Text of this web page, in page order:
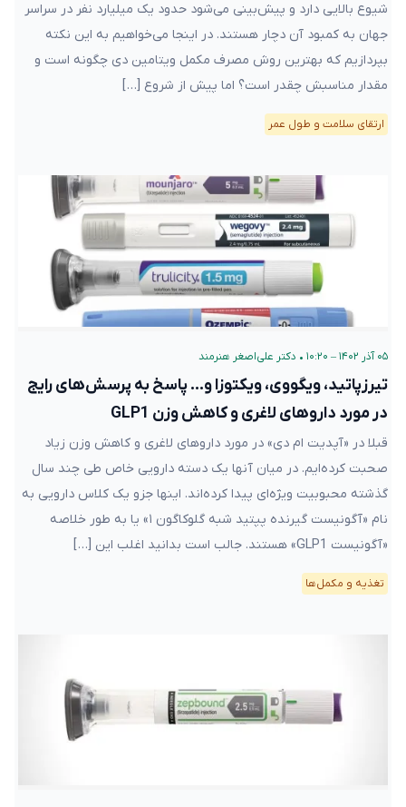
شیوع بالایی دارد و پیش‌بینی می‌شود حدود یک میلیارد نفر در سراسر
جهان به کمبود آن دچار هستند. در اینجا می‌خواهیم به این نکته
بپردازیم که بهترین روش مصرف مکمل ویتامین دی چگونه است و
مقدار مناسبش چقدر است؟ اما پیش از شروع […]
ارتقای سلامت و طول عمر
۰۵ آذر ۱۴۰۲ – ۱۰:۲۰ • دکتر علی‌اصغر هنرمند
تیرزپاتید، ویگووی، ویکتوزا و… پاسخ به پرسش‌های رایج
در مورد داروهای لاغری و کاهش وزن GLP1
قبلا در «آپدیت ام دی» در مورد داروهای لاغری و کاهش وزن زیاد
صحبت کرده‌ایم. در میان آنها یک دسته دارویی خاص طی چند سال
گذشته محبوبیت ویژه‌ای پیدا کرده‌اند. اینها جزو یک کلاس دارویی به
نام «آگونیست گیرنده پپتید شبه گلوکاگون ۱» یا به طور خلاصه
«آگونیست GLP1» هستند. جالب است بدانید اغلب این […]
تغذیه و مکمل‌ها